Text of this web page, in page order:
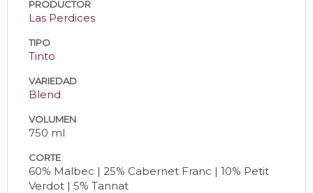
PRODUCTOR
Las Perdices
TIPO
Tinto
VARIEDAD
Blend
VOLUMEN
750 ml
CORTE
60% Malbec | 25% Cabernet Franc | 10% Petit
Verdot | 5% Tannat